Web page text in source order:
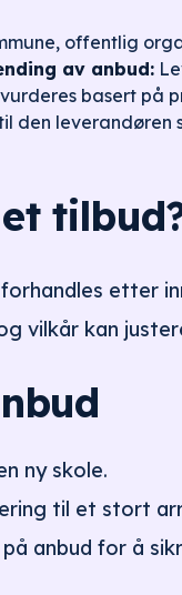
offentlig
av anbud:
basert på
den leverandøren
etter
vilkår kan
ny skole.
til et stort
anbud for å